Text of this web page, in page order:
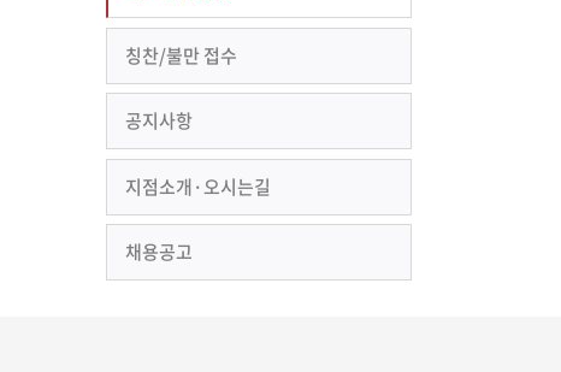
칭찬/불만 접수
공지사항
지점소개·오시는길
채용공고